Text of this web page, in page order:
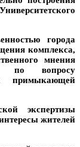
города
комплекса,
мнения
по вопросу
примыкающей
экспертизы
жителей